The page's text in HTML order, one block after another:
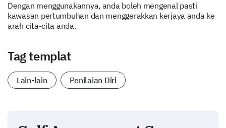
Dengan menggunakannya, anda boleh mengenal pasti
kawasan pertumbuhan dan menggerakkan kerjaya anda ke
arah cita-cita anda.
Tag templat
Lain-lain Penilaian Diri